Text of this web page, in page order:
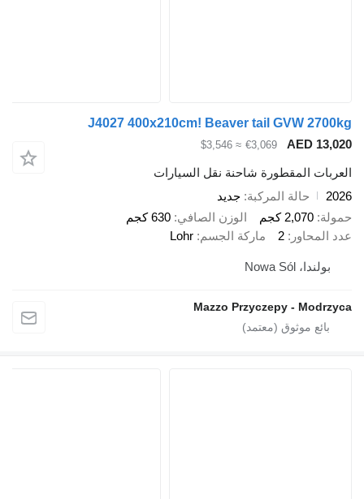
J4027 400x210cm! Beaver tail GVW
€3,069
≈ $3,546
المقطورة شاحنة نقل السيارات
حالة المركبة جديد
2,070 كجم
الوزن الصافي
630 كجم
2 ماركة الجسم Lohr
Mazzo Przyczepy -